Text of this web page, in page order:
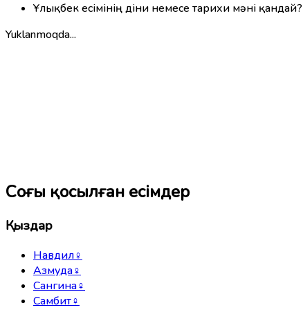
Ұлықбек есімінің діни немесе тарихи мәні қандай?
Yuklanmoqda...
Соңғы қосылған есімдер
Қыздар
Навдил♀
Азмуда♀
Сангина♀
Самбит♀